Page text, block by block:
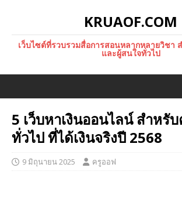
KRUAOF.COM
เว็บไซต์ที่รวบรวมสื่อการสอนหลากหลายวิชา
และผู้สนใจทั่วไป
5 เว็บหาเงินออนไลน์ สำหรั
ทั่วไป ที่ได้เงินจริงปี 2568
9 มิถุนายน 2025 ครูออฟ